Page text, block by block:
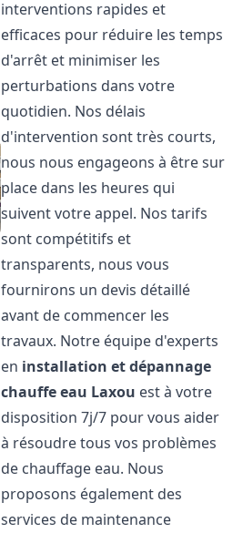
interventions rapides et
efficaces pour réduire les temps
d'arrêt et minimiser les
perturbations dans votre
quotidien. Nos délais
d'intervention sont très courts,
nous nous engageons à être sur
place dans les heures qui
suivent votre appel. Nos tarifs
sont compétitifs et
transparents, nous vous
fournirons un devis détaillé
avant de commencer les
travaux. Notre équipe d'experts
en installation et dépannage
chauffe eau Laxou est à votre
disposition 7j/7 pour vous aider
à résoudre tous vos problèmes
de chauffage eau. Nous
proposons également des
services de maintenance